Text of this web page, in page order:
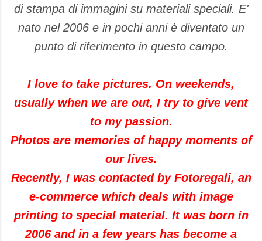
di stampa di immagini su materiali speciali. E'
nato nel 2006 e in pochi anni è diventato un
punto di riferimento in questo campo.
I love to take pictures. On weekends,
usually when we are out, I try to give vent
to my passion.
Photos are memories of happy moments of
our lives.
Recently, I was contacted by Fotoregali, an
e-commerce which deals with image
printing to special material. It was born in
2006 and in a few years has become a